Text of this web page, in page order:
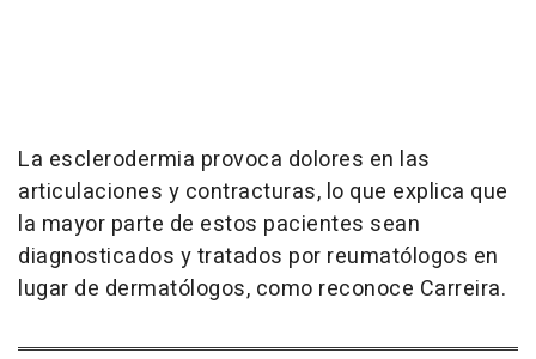
La esclerodermia provoca dolores en las
articulaciones y contracturas, lo que explica que
la mayor parte de estos pacientes sean
diagnosticados y tratados por reumatólogos en
lugar de dermatólogos, como reconoce Carreira.